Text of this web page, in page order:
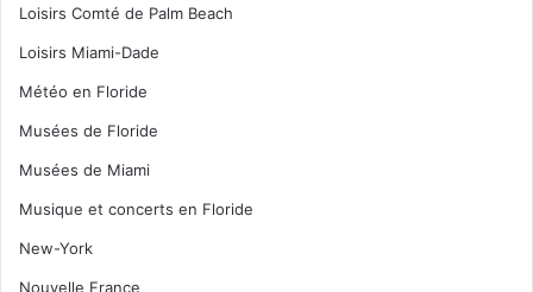
Loisirs Comté de Palm Beach
Loisirs Miami-Dade
Météo en Floride
Musées de Floride
Musées de Miami
Musique et concerts en Floride
New-York
Nouvelle France